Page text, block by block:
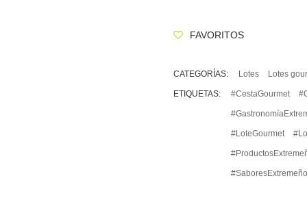
FAVORITOS
CATEGORÍAS: Lotes Lotes
ETIQUETAS: #CestaGourmet
#LoteGourmet